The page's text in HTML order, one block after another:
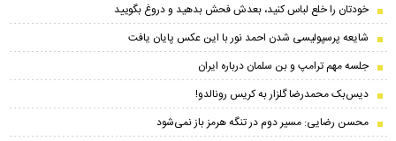
خودتان را خلع لباس کنید، بعدش فحش بدهید و دروغ بگویید
شایعه پرسپولیسی شدن احمد نور با این عکس پایان یافت
جلسه مهم ترامپ و بن سلمان درباره ایران
دیس‌بک محمدرضا گلزار به کریس رونالدو!
محسن رضایی: مسیر دوم در تنگه هرمز باز نمی‌شود